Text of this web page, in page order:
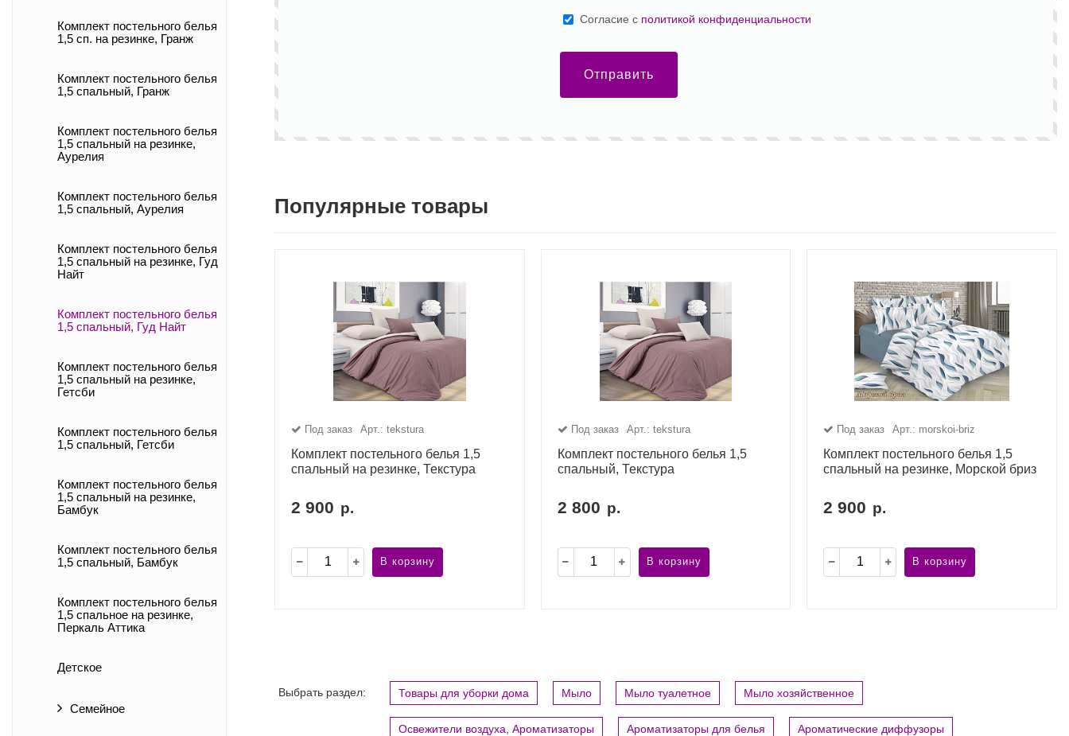
Комплект постельного белья
1,5 сп. на резинке, Гранж
Комплект постельного белья
1,5 спальный, Гранж
Комплект постельного белья
1,5 спальный на резинке,
Аурелия
Комплект постельного белья
1,5 спальный, Аурелия
Комплект постельного белья
1,5 спальный на резинке, Гуд
Найт
Комплект постельного белья
1,5 спальный, Гуд Найт
Комплект постельного белья
1,5 спальный на резинке,
Гетсби
Комплект постельного белья
1,5 спальный, Гетсби
Комплект постельного белья
1,5 спальный на резинке,
Бамбук
Комплект постельного белья
1,5 спальный, Бамбук
Комплект постельного белья
1,5 спальное на резинке,
Перкаль Аттика
Детское
Семейное
Cогласие с политикой конфиденциальности
Отправить
Популярные товары
Под заказ Арт.: tekstura
Комплект постельного белья 1,5
спальный на резинке, Текстура
2 900 р.
В корзину
Под заказ Арт.: tekstura
Комплект постельного белья 1,5
спальный, Текстура
2 800 р.
В корзину
Под заказ Арт.: morskoi-briz
Комплект постельного белья 1,5
спальный на резинке, Морской бриз
2 900 р.
В корзину
Выбрать раздел: Товары для уборки дома Мыло Мыло туалетное Мыло хозяйственное
Освежители воздуха, Ароматизаторы Ароматизаторы для белья Ароматические диффузоры